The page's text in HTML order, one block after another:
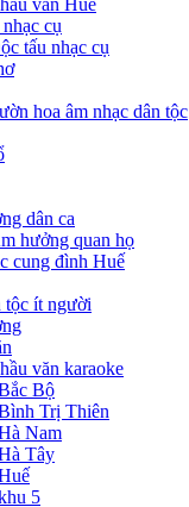
văn Huế
cụ
tấu nhạc cụ
hoa âm nhạc dân tộc
dân ca
hưởng quan họ
cung đình Huế
tộc ít người
văn karaoke
Bộ
Trị Thiên
Nam
Tây
5